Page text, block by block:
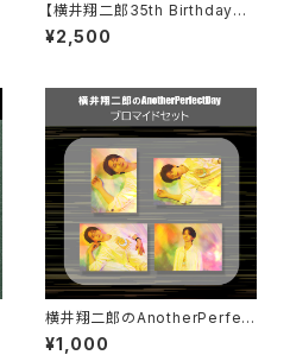
【横井翔二郎35th BirthdayPa
rty】アクリルパネル
¥2,500
横井翔二郎のAnotherPerfect
Day ブロマイドセット
¥1,000